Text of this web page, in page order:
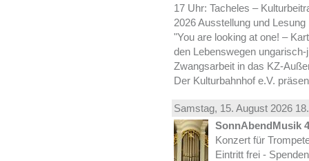
17 Uhr: Tacheles –
2026 Ausstellung und Lesung
"You are looking at one! –
den Lebenswegen
Zwangsarbeit in das KZ-
Der Kulturbahnhof e.V.
Samstag, 15. August 2026
SonnAbendMusik 4
Konzert für
Eintritt frei -